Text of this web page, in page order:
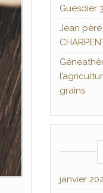
Guesdier
Jean père
grains
janvier